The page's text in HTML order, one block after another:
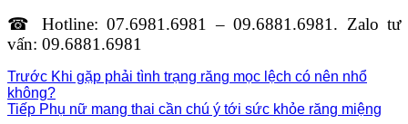
☎ Hotline: 07.6981.6981 – 09.6881.6981. Zalo tư
vấn: 09.6881.6981
Trước Khi gặp phải tình trạng răng mọc lệch có nên nhổ
không?
Tiếp Phụ nữ mang thai cần chú ý tới sức khỏe răng miệng